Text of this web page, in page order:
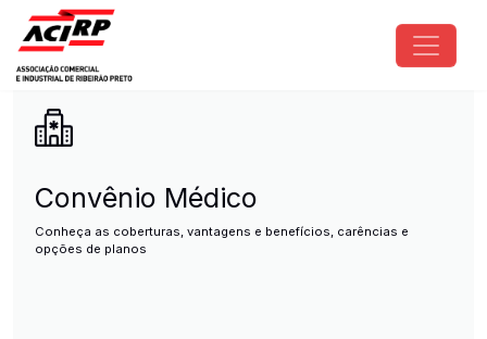
Pular para o conteúdo principal
ACIRP - Associação Comercial
Convênio Médico
Conheça as coberturas, vantagens e benefícios, carências e
opções de planos